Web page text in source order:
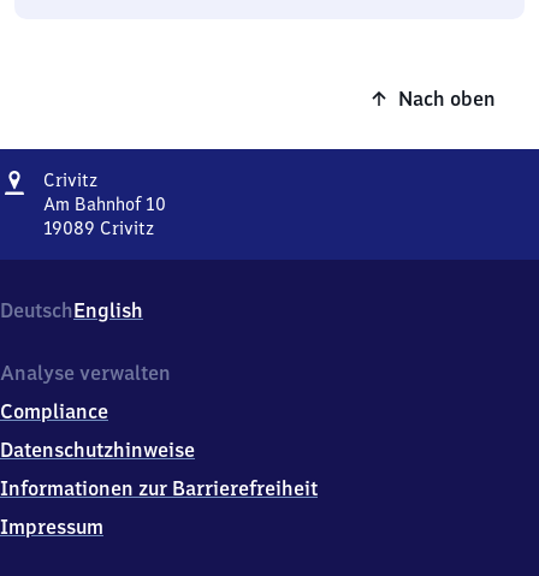
Nach oben
Adresse
CrivitzCrivitz
Am Bahnhof 10
19089 Crivitz
Bahnhof
10,
9
8
9
DeutschEnglish
Analyse verwalten
Compliance
Datenschutzhinweise
Informationen zur Barrierefreiheit
Impressum